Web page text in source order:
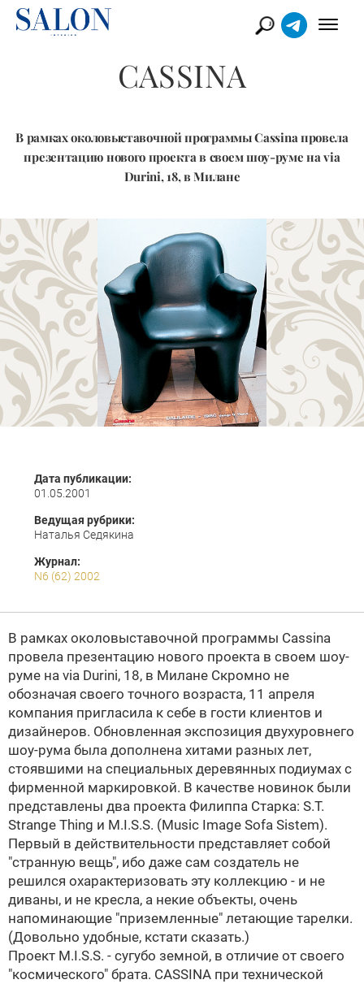
CASSINA
В рамках околовыставочной программы Cassina провела
презентацию нового проекта в своем шоу-руме на via
Durini, 18, в Милане
Дата публикации:
01.05.2001
Ведущая рубрики:
Наталья Седякина
Журнал:
N6 (62) 2002
В рамках околовыставочной программы Cassina
провела презентацию нового проекта в своем шоу-
руме на via Durini, 18, в Милане Скромно не
обозначая своего точного возраста, 11 апреля
компания пригласила к себе в гости клиентов и
дизайнеров. Обновленная экспозиция двухуровнего
шоу-рума была дополнена хитами разных лет,
стоявшими на специальных деревянных подиумах с
фирменной маркировкой. В качестве новинок были
представлены два проекта Филиппа Старка: S.T.
Strange Thing и M.I.S.S. (Music Image Sofa Sistem).
Первый в действительности представляет собой
"странную вещь", ибо даже сам создатель не
решился охарактеризовать эту коллекцию - и не
диваны, и не кресла, а некие объекты, очень
напоминающие "приземленные" летающие тарелки.
(Довольно удобные, кстати сказать.)
Проект M.I.S.S. - сугубо земной, в отличие от своего
"космического" брата. CASSINA при технической